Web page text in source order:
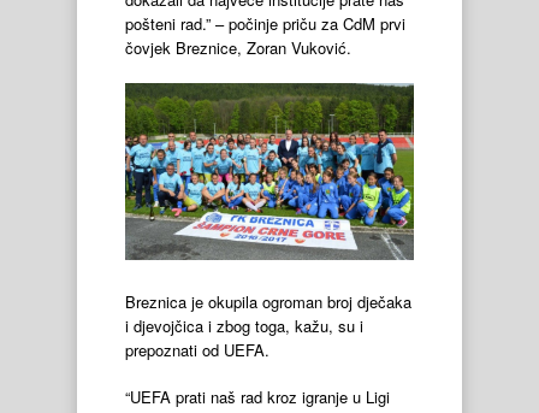
pošteni rad.” – počinje priču za CdM prvi
čovjek Breznice, Zoran Vuković.
Breznica je okupila ogroman broj dječaka
i djevojčica i zbog toga, kažu, su i
prepoznati od UEFA.
“UEFA prati naš rad kroz igranje u Ligi